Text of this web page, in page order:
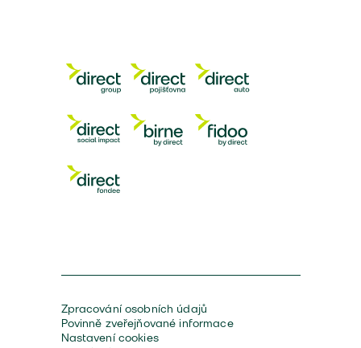
Zpracování osobních údajů
Povinně zveřejňované informace
Nastavení cookies